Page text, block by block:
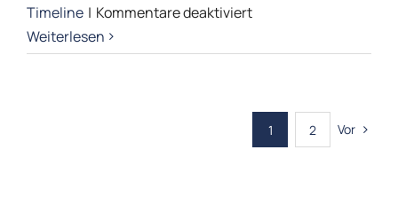
Timeline | Kommentare deaktiviertfür
60/61
Weiterlesen
1 2 Vor